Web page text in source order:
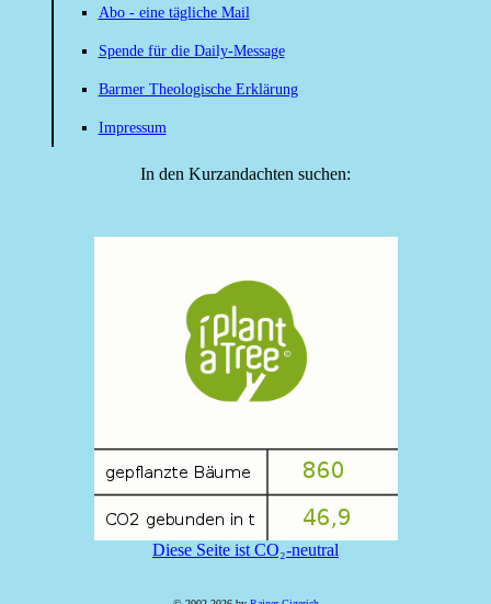
Abo - eine tägliche Mail
Spende für die Daily-Message
Barmer Theologische Erklärung
Impressum
In den Kurzandachten suchen:
Diese Seite ist CO₂-neutral